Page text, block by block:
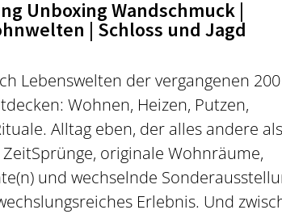
Unboxing Wandschmuck |
| Schloss und Jagd
Lebenswelten der vergangenen
Wohnen, Heizen, Putzen,
Alltag eben, der alles andere
originale Wohnräume,
und wechselnde
Erlebnis. Und